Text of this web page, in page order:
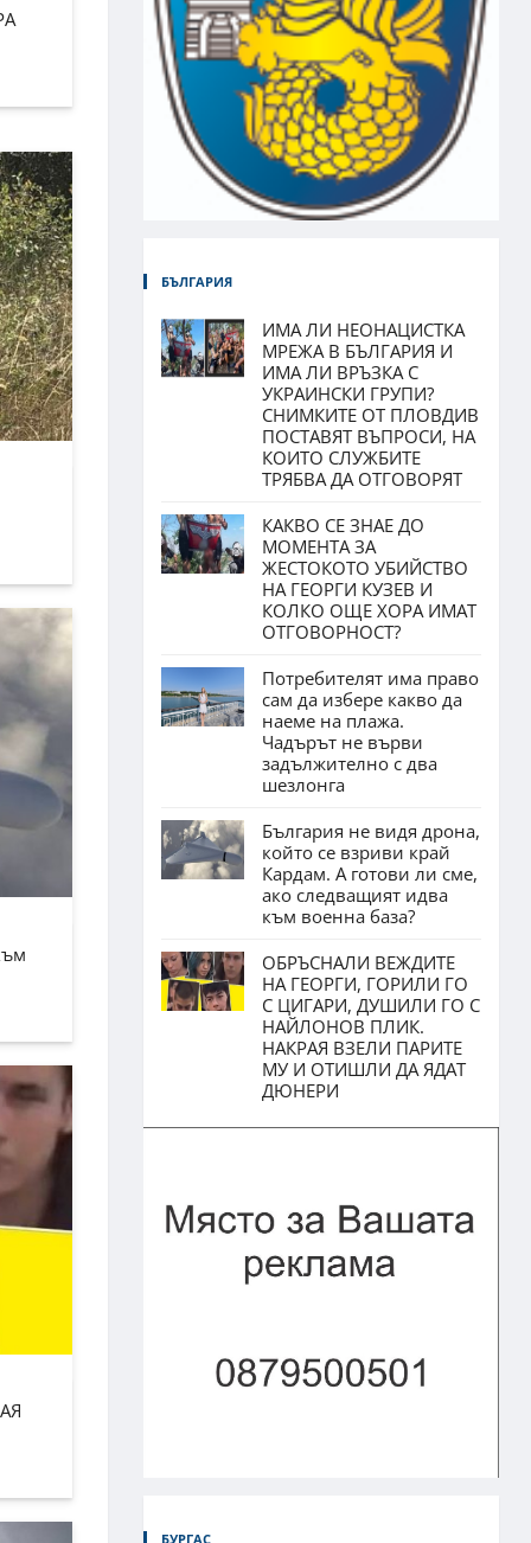
БЪЛГАРИЯ
ИМА ЛИ НЕОНАЦИСТКА
МРЕЖА В БЪЛГАРИЯ И
ИМА ЛИ ВРЪЗКА С
УКРАИНСКИ ГРУПИ?
СНИМКИТЕ ОТ ПЛОВДИВ
ПОСТАВЯТ ВЪПРОСИ, НА
КОИТО СЛУЖБИТЕ
ТРЯБВА ДА ОТГОВОРЯТ
КАКВО СЕ ЗНАЕ ДО
МОМЕНТА ЗА
ЖЕСТОКОТО УБИЙСТВО
НА ГЕОРГИ КУЗЕВ И
КОЛКО ОЩЕ ХОРА ИМАТ
ОТГОВОРНОСТ?
Потребителят има право
сам да избере какво да
наеме на плажа.
Чадърът не върви
задължително с два
шезлонга
България не видя дрона,
който се взриви край
Кардам. А готови ли сме,
ако следващият идва
към военна база?
ОБРЪСНАЛИ ВЕЖДИТЕ
НА ГЕОРГИ, ГОРИЛИ ГО
С ЦИГАРИ, ДУШИЛИ ГО С
НАЙЛОНОВ ПЛИК.
НАКРАЯ ВЗЕЛИ ПАРИТЕ
МУ И ОТИШЛИ ДА ЯДАТ
ДЮНЕРИ
БУРГАС